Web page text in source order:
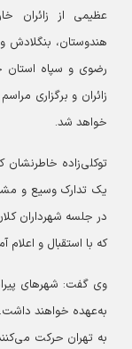
عظیمی از زائران
هندوستان، بنگلادش
رضوی و سپاه استان
زائران و برگزاری
خواهد شد.
توکلی‌زاده خاطرنشان
یک تدارک وسیع و
در جلسه شهرداران
که با استقبال و اعلام
وی گفت: شهرهای
به‌عهده خواهند داشت.
به تهران حرکت